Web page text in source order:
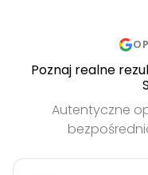
Poznaj realne
Autentyczne